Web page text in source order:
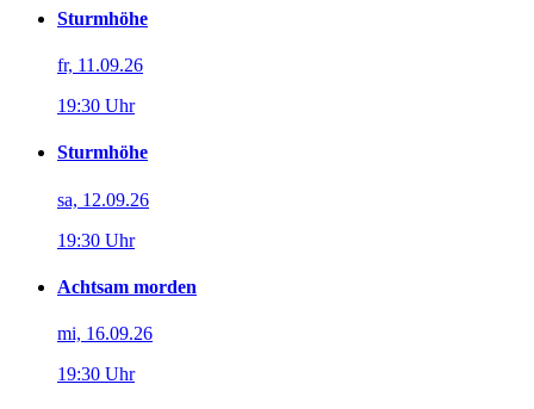
Sturmhöhe
fr, 11.09.26
19:30 Uhr
Sturmhöhe
sa, 12.09.26
19:30 Uhr
Achtsam morden
mi, 16.09.26
19:30 Uhr